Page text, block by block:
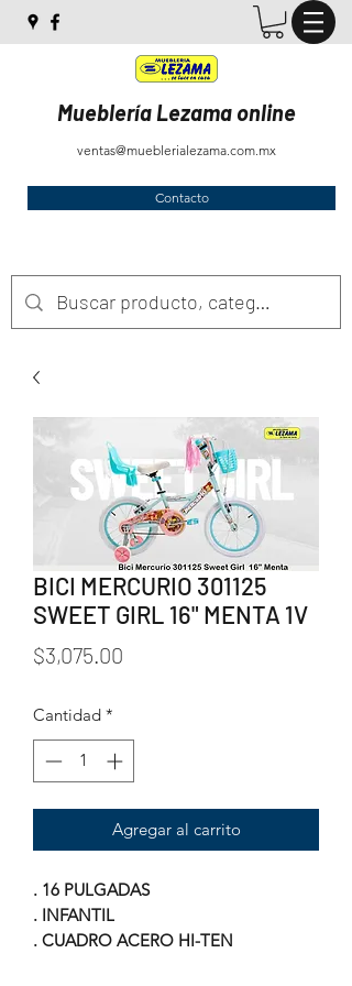
Mueblería Lezama online
ventas@mueblerialezama.com.mx
Contacto
BICI MERCURIO 301125
SWEET GIRL 16" MENTA 1V
$3,075.00
Cantidad *
Agregar al carrito
. 16 PULGADAS
. INFANTIL
. CUADRO ACERO HI-TEN